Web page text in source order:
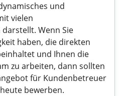
und
vielen
Wenn Sie
haben, die direkten
und Ihnen die
zu arbeiten, dann sollten
für Kundenbetreuer
bewerben.